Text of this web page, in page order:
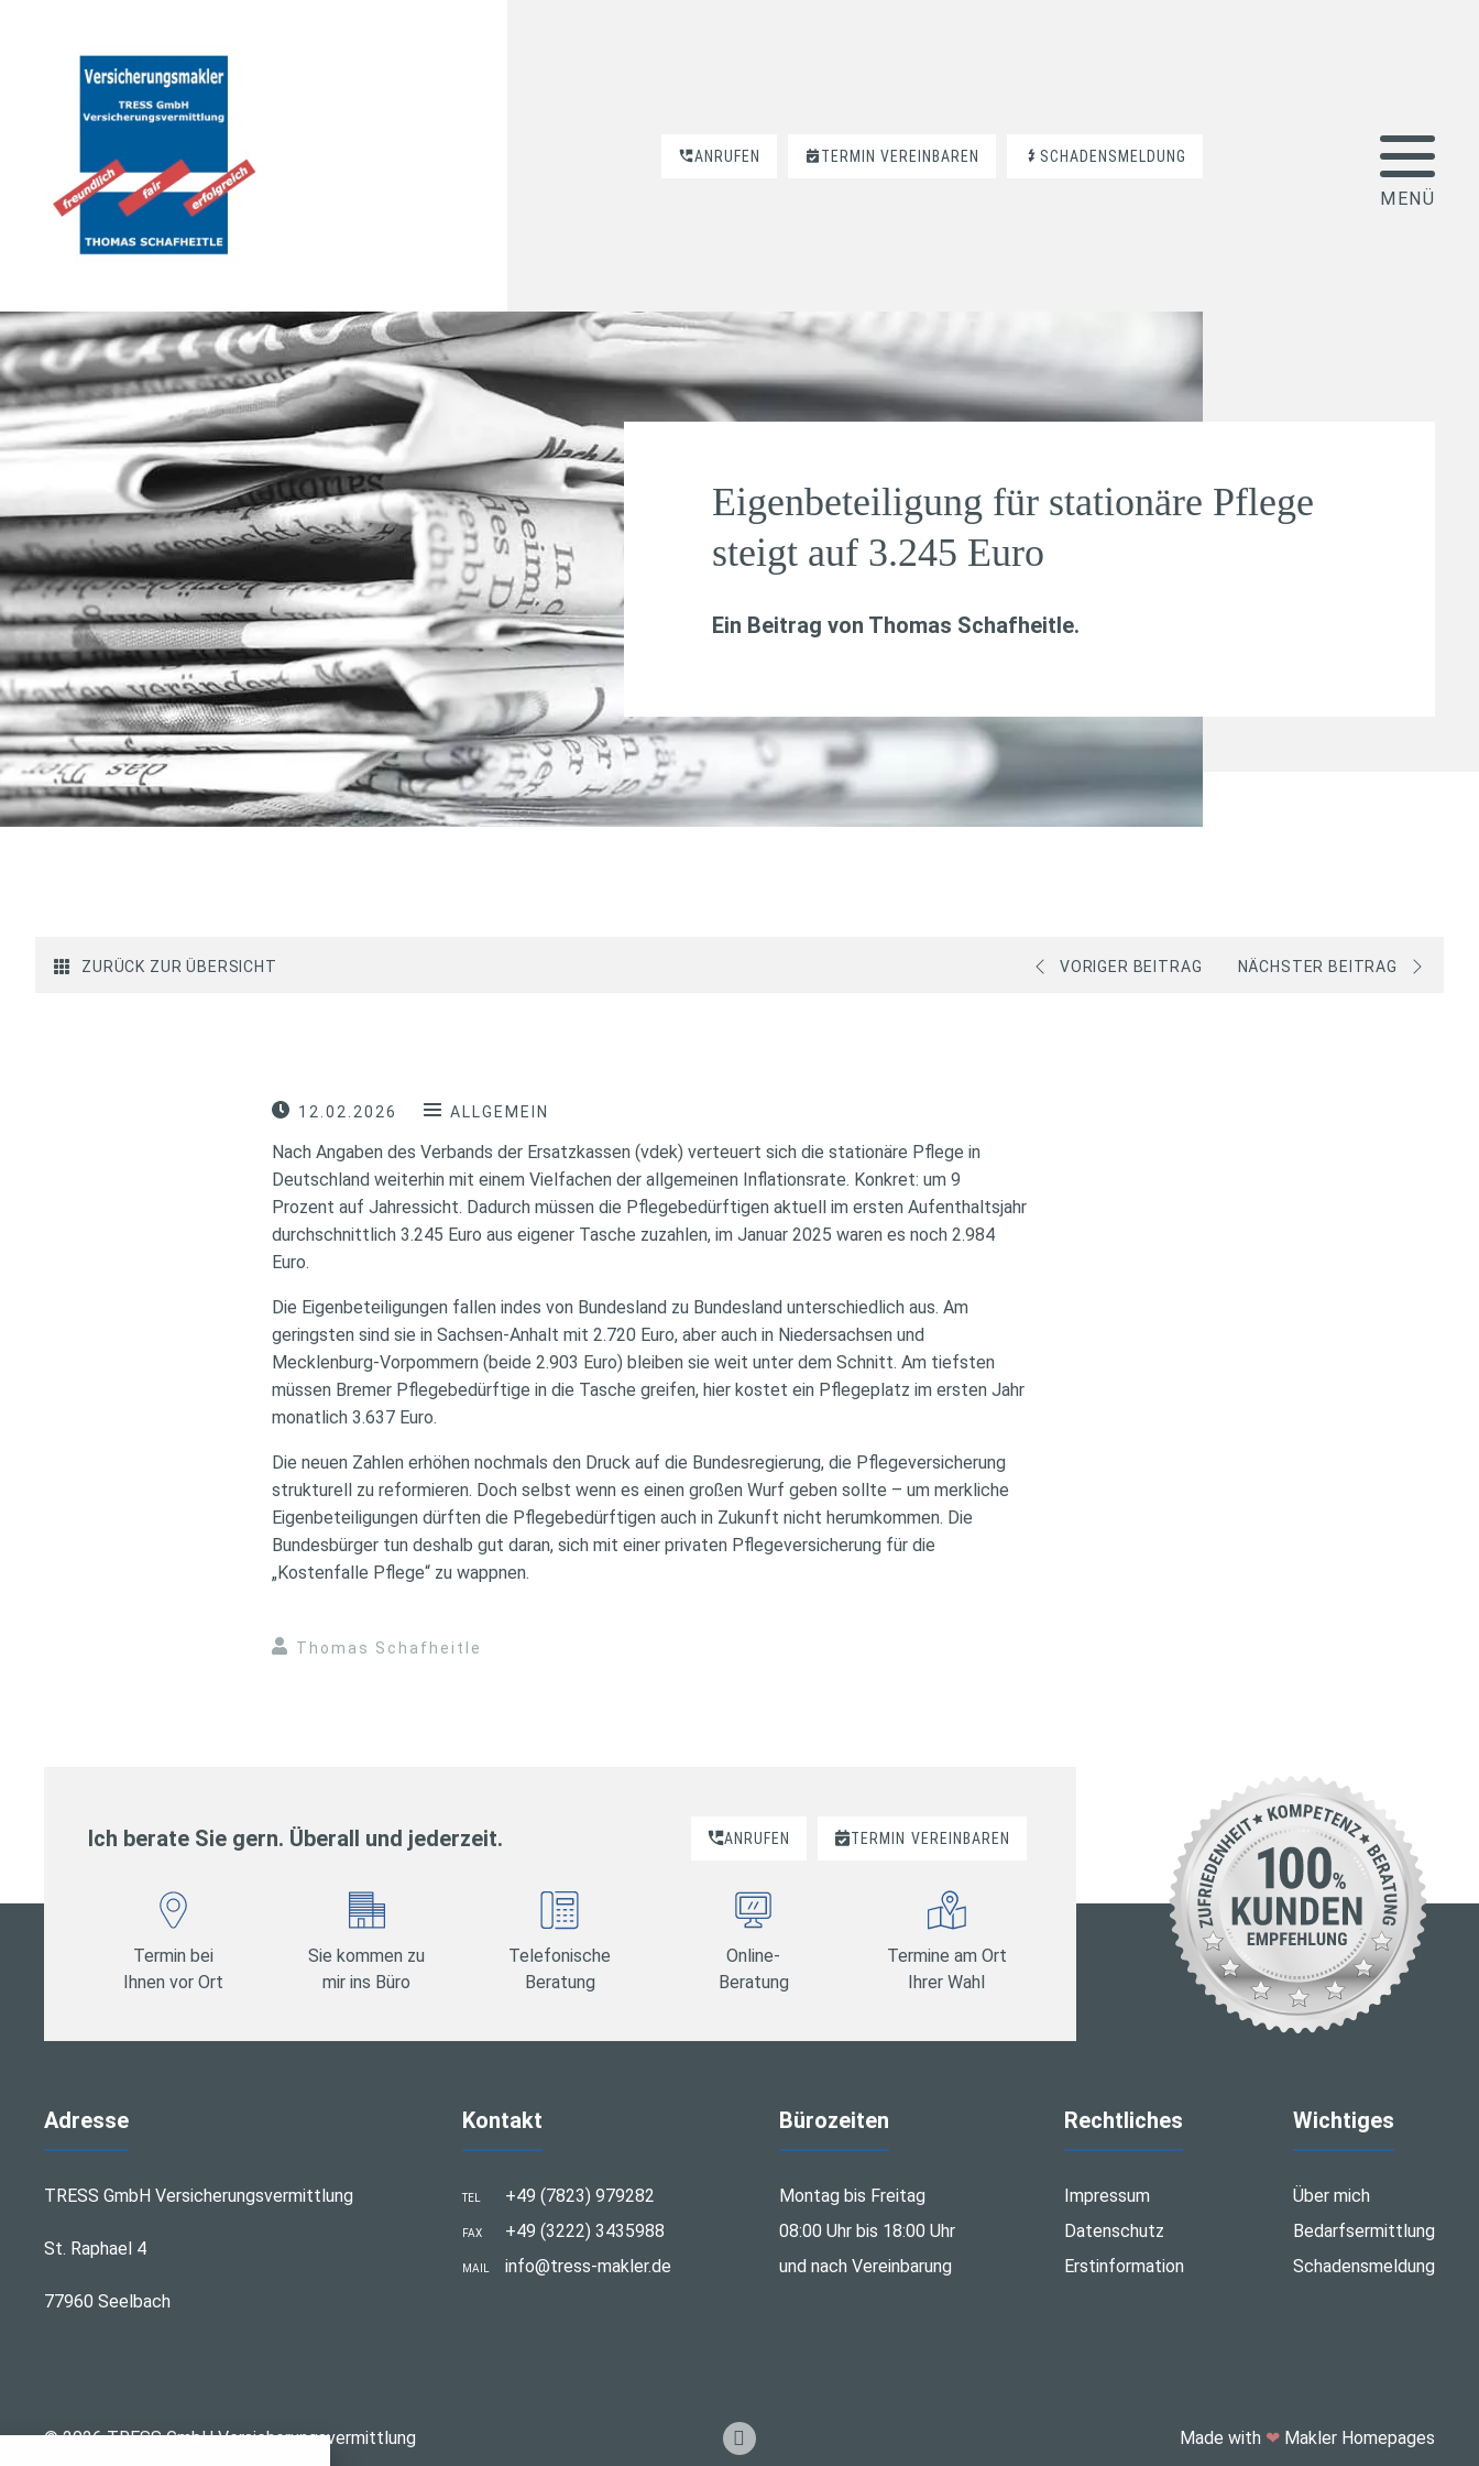
ANRUFEN TERMIN VEREINBAREN SCHADENSMELDUNG
Eigenbeteiligung für stationäre Pflege
steigt auf 3.245 Euro
Ein Beitrag von Thomas Schafheitle.
ZURÜCK ZUR ÜBERSICHT VORIGER BEITRAG NÄCHSTER BEITRAG
12.02.2026 ALLGEMEIN
Nach Angaben des Verbands der Ersatzkassen (vdek) verteuert sich die stationäre Pflege in
Deutschland weiterhin mit einem Vielfachen der allgemeinen Inflationsrate. Konkret: um 9
Prozent auf Jahressicht. Dadurch müssen die Pflegebedürftigen aktuell im ersten Aufenthaltsjahr
durchschnittlich 3.245 Euro aus eigener Tasche zuzahlen, im Januar 2025 waren es noch 2.984
Euro.
Die Eigenbeteiligungen fallen indes von Bundesland zu Bundesland unterschiedlich aus. Am
geringsten sind sie in Sachsen-Anhalt mit 2.720 Euro, aber auch in Niedersachsen und
Mecklenburg-Vorpommern (beide 2.903 Euro) bleiben sie weit unter dem Schnitt. Am tiefsten
müssen Bremer Pflegebedürftige in die Tasche greifen, hier kostet ein Pflegeplatz im ersten Jahr
monatlich 3.637 Euro.
Die neuen Zahlen erhöhen nochmals den Druck auf die Bundesregierung, die Pflegeversicherung
strukturell zu reformieren. Doch selbst wenn es einen großen Wurf geben sollte – um merkliche
Eigenbeteiligungen dürften die Pflegebedürftigen auch in Zukunft nicht herumkommen. Die
Bundesbürger tun deshalb gut daran, sich mit einer privaten Pflegeversicherung für die
„Kostenfalle Pflege“ zu wappnen.
Thomas Schafheitle
Ich berate Sie gern. Überall und jederzeit. ANRUFEN TERMIN VEREINBAREN
Termin bei
Ihnen vor Ort
Sie kommen zu
mir ins Büro
Telefonische
Beratung
Online-
Beratung
Termine am Ort
Ihrer Wahl
Adresse
TRESS GmbH Versicherungsvermittlung
St. Raphael 4
77960 Seelbach
Kontakt
TEL +49 (7823) 979282
FAX +49 (3222) 3435988
MAIL info@tress-makler.de
Bürozeiten
Montag bis Freitag
08:00 Uhr bis 18:00 Uhr
und nach Vereinbarung
Rechtliches
Impressum
Datenschutz
Erstinformation
Wichtiges
Über mich
Bedarfsermittlung
Schadensmeldung
© 2026 TRESS GmbH Versicherungsvermittlung Made with ❤Makler Homepages